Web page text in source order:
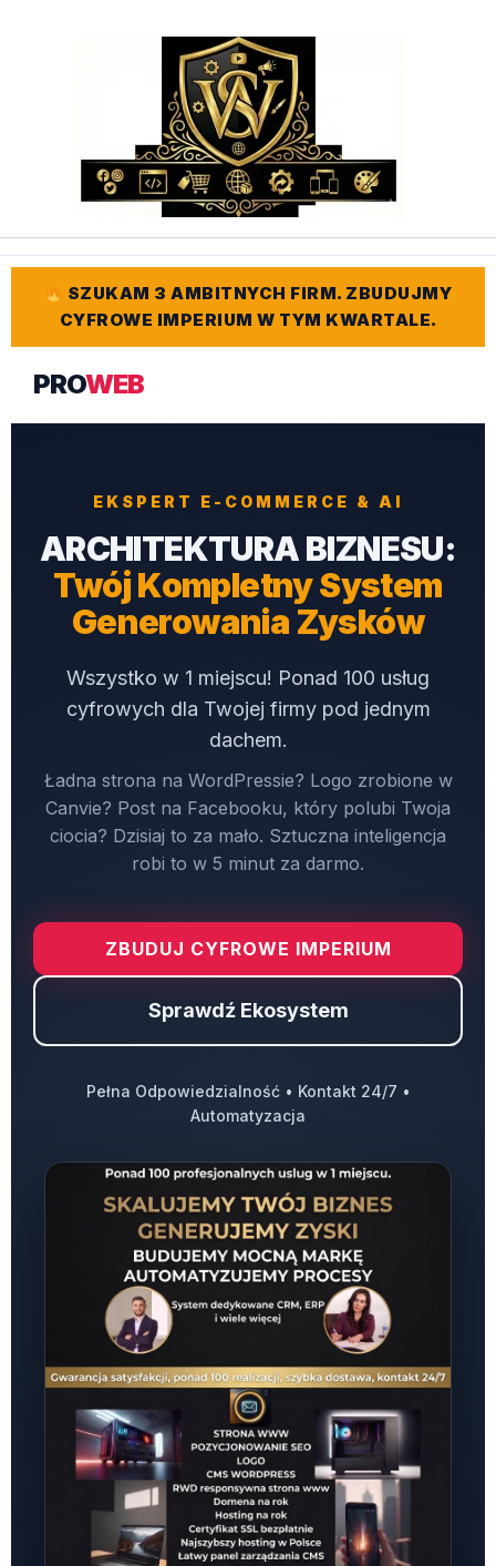
SZUKAM 3 AMBITNYCH FIRM. ZBUDUJMY
CYFROWE IMPERIUM W TYM KWARTALE.
PROWEB
EKSPERT E-COMMERCE & AI
ARCHITEKTURA BIZNESU:
Twój Kompletny System
Generowania Zysków
Wszystko w 1 miejscu! Ponad 100 usług
cyfrowych dla Twojej firmy pod jednym
dachem.
Ładna strona na WordPressie? Logo zrobione w
Canvie? Post na Facebooku, który polubi Twoja
ciocia? Dzisiaj to za mało. Sztuczna inteligencja
robi to w 5 minut za darmo.
ZBUDUJ CYFROWE IMPERIUM
Sprawdź Ekosystem
Pełna Odpowiedzialność • Kontakt 24/7 •
Automatyzacja